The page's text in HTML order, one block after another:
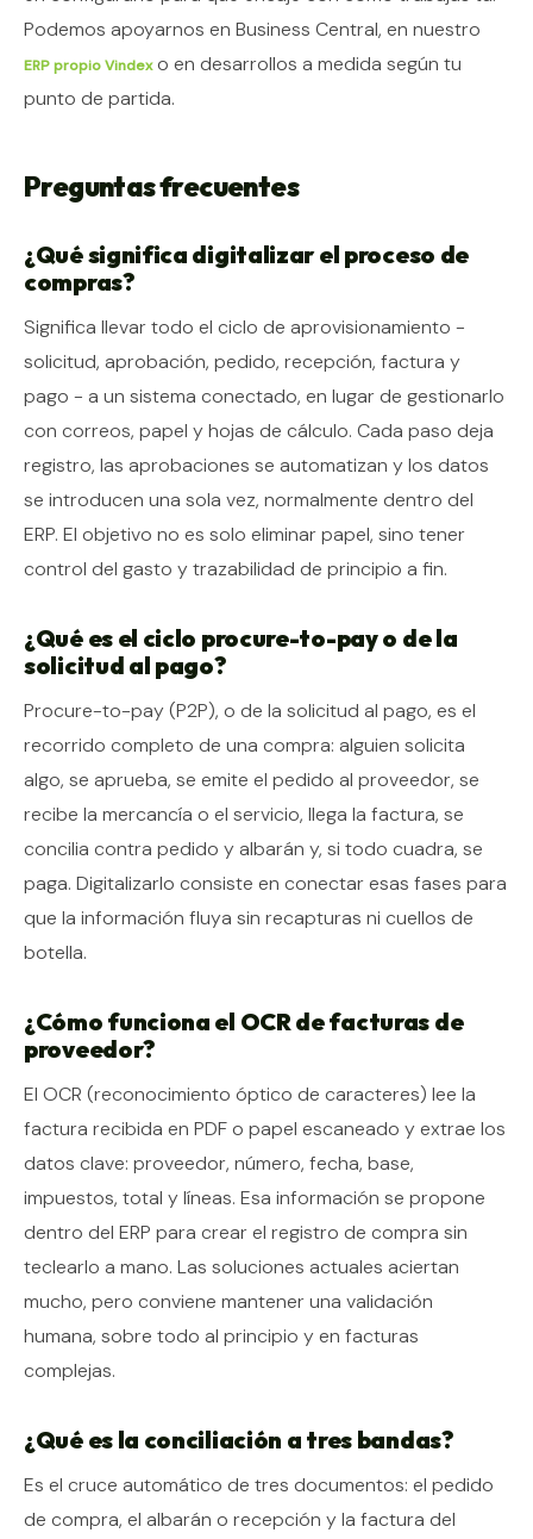
Podemos apoyarnos en Business Central, en nuestro
ERP propio Vindexo en desarrollos a medida según tu
punto de partida.
Preguntas frecuentes
¿Qué significa digitalizar el proceso de
compras?
Significa llevar todo el ciclo de aprovisionamiento -
solicitud, aprobación, pedido, recepción, factura y
pago - a un sistema conectado, en lugar de gestionarlo
con correos, papel y hojas de cálculo. Cada paso deja
registro, las aprobaciones se automatizan y los datos
se introducen una sola vez, normalmente dentro del
ERP. El objetivo no es solo eliminar papel, sino tener
control del gasto y trazabilidad de principio a fin.
¿Qué es el ciclo procure-to-pay o de la
solicitud al pago?
Procure-to-pay (P2P), o de la solicitud al pago, es el
recorrido completo de una compra: alguien solicita
algo, se aprueba, se emite el pedido al proveedor, se
recibe la mercancía o el servicio, llega la factura, se
concilia contra pedido y albarán y, si todo cuadra, se
paga. Digitalizarlo consiste en conectar esas fases para
que la información fluya sin recapturas ni cuellos de
botella.
¿Cómo funciona el OCR de facturas de
proveedor?
El OCR (reconocimiento óptico de caracteres) lee la
factura recibida en PDF o papel escaneado y extrae los
datos clave: proveedor, número, fecha, base,
impuestos, total y líneas. Esa información se propone
dentro del ERP para crear el registro de compra sin
teclearlo a mano. Las soluciones actuales aciertan
mucho, pero conviene mantener una validación
humana, sobre todo al principio y en facturas
complejas.
¿Qué es la conciliación a tres bandas?
Es el cruce automático de tres documentos: el pedido
de compra, el albarán o recepción y la factura del